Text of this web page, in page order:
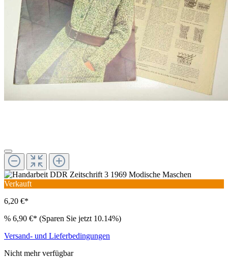
Verkauft
6,20 €*
% 6,90 €* (Sparen Sie jetzt 10.14%)
Versand- und Lieferbedingungen
Nicht mehr verfügbar